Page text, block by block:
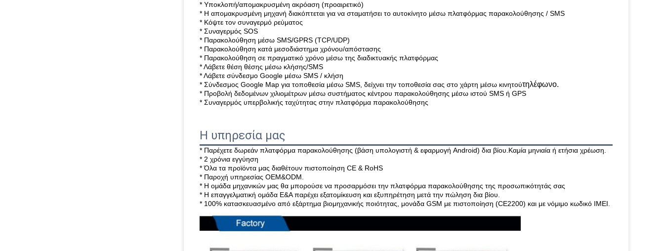
* Υποκλοπή/απομακρυσμένη ακρόαση (προαιρετικό)
* Η απομακρυσμένη μηχανή διακόπτεται για να σταματήσει το αυτοκίνητο μέσω πλατφόρμας παρακολούθησης / SMS
* Κόψτε τον συναγερμό ρεύματος
* Συναγερμός SOS
* Παρακολούθηση μέσω SMS/GPRS (TCP/UDP)
* Παρακολούθηση κατά μεσοδιάστημα χρόνου/απόστασης
* Παρακολούθηση σε πραγματικό χρόνο μέσω της διαδικτυακής πλατφόρμας
* Λάβετε θέση θέσης μέσω κλήσης/SMS
* Λάβετε σύνδεσμο Google μέσω SMS / κλήση
* Σύνδεσμος Google Map για τοποθεσία μέσω SMS, δείχνει την τοποθεσία σας στο χάρτη μέσω κινητούτηλέφωνο.
* Προβολή δεδομένων χιλιομέτρων μέσω συστήματος κέντρου παρακολούθησης μέσω ιστού SMS ή GPS
* Συναγερμός υπερβολικής ταχύτητας στην πλατφόρμα παρακολούθησης
Η υπηρεσία μας
* Παρέχετε δωρεάν πλατφόρμα παρακολούθησης (βάση υπολογιστή & εφαρμογή Android) δια βίου.Καμία μηνιαία ή ετήσια χρέωση.
* 2 χρόνια εγγύηση
* Όλα τα προϊόντα μας διαθέτουν πιστοποίηση CE & RoHS
* Παροχή υπηρεσίας OEM&ODM.
* Η ομάδα μηχανικών μας θα μπορούσε να προσαρμόσει την πλατφόρμα παρακολούθησης της προσωπικότητάς σας
* Η επαγγελματική ομάδα Ε&Α παρέχει εξατομίκευση και εξυπηρέτηση μετά την πώληση δια βίου.
* 100% κατασκευασμένο από εξάρτημα βιομηχανικής ποιότητας, μονάδα GSM με πιστοποίηση (CE2200) και με νόμιμο κωδικό IMEI.